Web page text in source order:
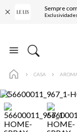
Sempre
CASA